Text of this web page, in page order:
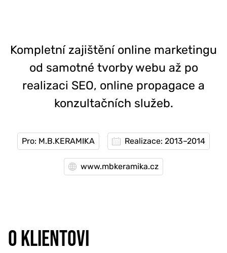
Kompletní zajištění online marketingu
od samotné tvorby webu až po
realizaci SEO, online propagace a
konzultačních služeb.
Pro: M.B.KERAMIKA Realizace: 2013–2014
www.mbkeramika.cz
O KLIENTOVI